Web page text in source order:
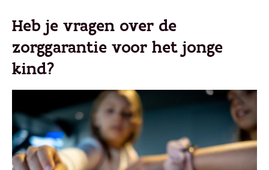
Heb je vragen over de
zorggarantie voor het jonge
kind?